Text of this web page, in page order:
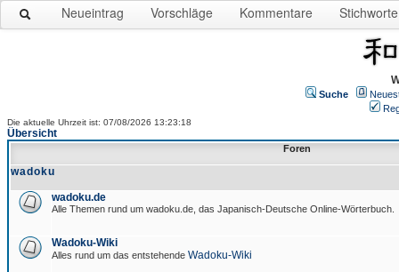
Neueintrag Vorschläge Kommentare Stichworte
Suche
Die aktuelle Uhrzeit ist: 07/08/2026 13:23:18
Übersicht
Foren
wadoku
wadoku.de
Alle Themen rund um wadoku.de, das Japanisch-Deutsche Online-Wörterbuch.
Wadoku-Wiki
Alles rund um das entstehende Wadoku-Wiki